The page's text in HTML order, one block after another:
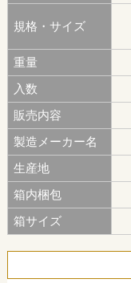
規格・サイズ
重量
入数
販売内容
製造メーカー名
生産地
箱内梱包
箱サイズ